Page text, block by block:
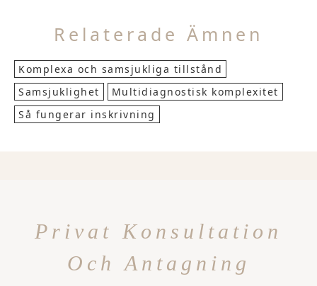
Relaterade Ämnen
Komplexa och samsjukliga tillstånd
Samsjuklighet
Multidiagnostisk komplexitet
Så fungerar inskrivning
Privat Konsultation
Och Antagning